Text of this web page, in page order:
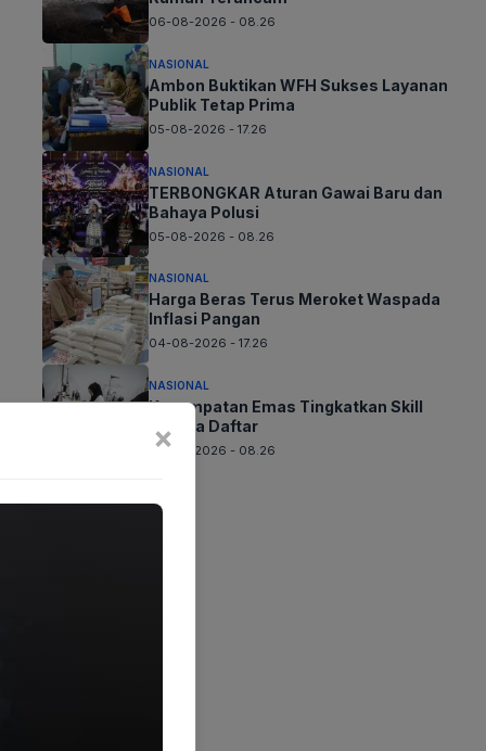
06-08-2026 - 08.26
NASIONAL
Ambon Buktikan WFH Sukses Layanan
Publik Tetap Prima
05-08-2026 - 17.26
NASIONAL
TERBONGKAR Aturan Gawai Baru dan
Bahaya Polusi
05-08-2026 - 08.26
NASIONAL
Harga Beras Terus Meroket Waspada
Inflasi Pangan
04-08-2026 - 17.26
NASIONAL
Kesempatan Emas Tingkatkan Skill
Segera Daftar
04-08-2026 - 08.26
×